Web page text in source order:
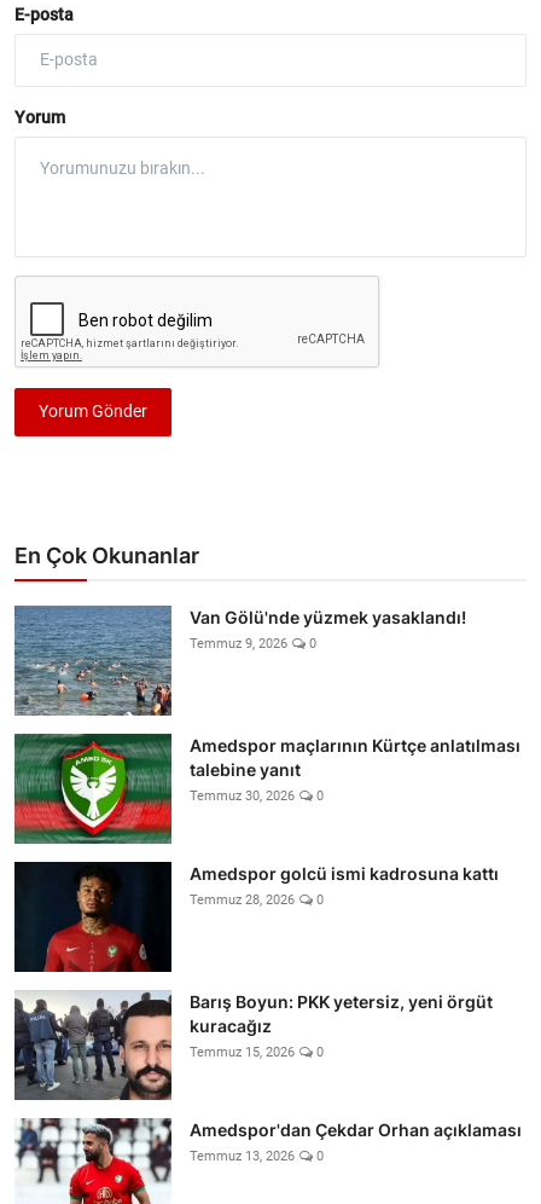
E-posta
Yorum
Yorum Gönder
En Çok Okunanlar
Van Gölü'nde yüzmek yasaklandı!
Temmuz 9, 2026 0
Amedspor maçlarının Kürtçe anlatılması
talebine yanıt
Temmuz 30, 2026 0
Amedspor golcü ismi kadrosuna kattı
Temmuz 28, 2026 0
Barış Boyun: PKK yetersiz, yeni örgüt
kuracağız
Temmuz 15, 2026 0
Amedspor'dan Çekdar Orhan açıklaması
Temmuz 13, 2026 0